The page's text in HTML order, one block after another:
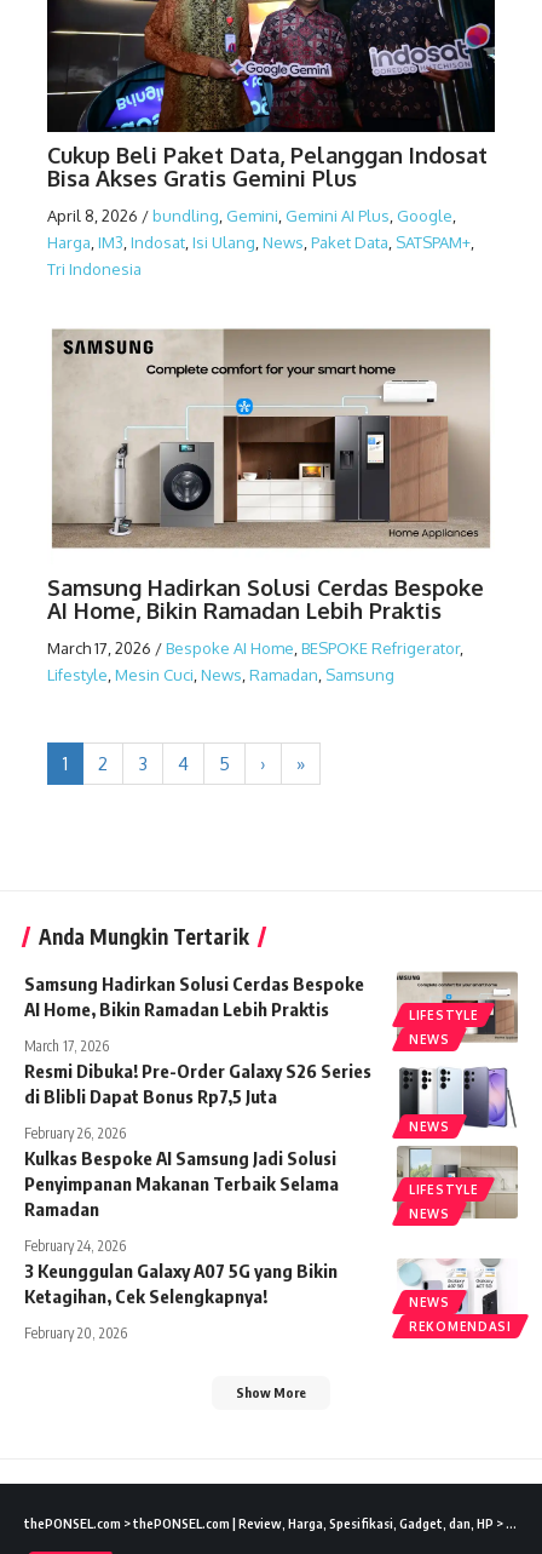
Cukup Beli Paket Data, Pelanggan Indosat
Bisa Akses Gratis Gemini Plus
April 8, 2026 /bundling Gemini Gemini AI Plus Google
Harga IM3 Indosat Isi Ulang News Paket Data SATSPAM+
Tri Indonesia
Samsung Hadirkan Solusi Cerdas Bespoke
AI Home, Bikin Ramadan Lebih Praktis
March 17, 2026 /Bespoke AI Home BESPOKE Refrigerator,
Lifestyle Mesin Cuci News Ramadan Samsung
1 2 3 4 5 › »
Anda Mungkin Tertarik
LIFESTYLE
NEWS
Samsung Hadirkan Solusi Cerdas Bespoke
AI Home, Bikin Ramadan Lebih Praktis
March 17, 2026
NEWS
Resmi Dibuka! Pre-Order Galaxy S26 Series
di Blibli Dapat Bonus Rp7,5 Juta
February 26, 2026
LIFESTYLE
NEWS
Kulkas Bespoke AI Samsung Jadi Solusi
Penyimpanan Makanan Terbaik Selama
Ramadan
February 24, 2026
NEWS
REKOMENDASI
3 Keunggulan Galaxy A07 5G yang Bikin
Ketagihan, Cek Selengkapnya!
February 20, 2026
Show More
thePONSEL.com >thePONSEL.com | Review, Harga, Spesifikasi, Gadget, dan, HP >